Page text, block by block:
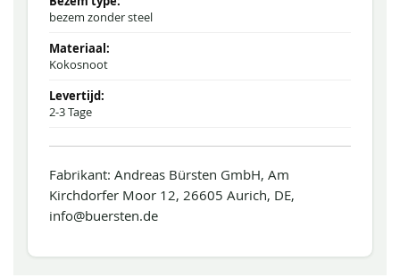
bezem zonder steel
Kokosnoot
2-3 Tage
Fabrikant: Andreas Bürsten GmbH, Am
Kirchdorfer Moor 12, 26605 Aurich, DE,
info@buersten.de